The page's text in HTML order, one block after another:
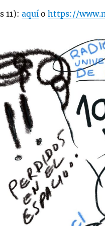
11): aquío https://